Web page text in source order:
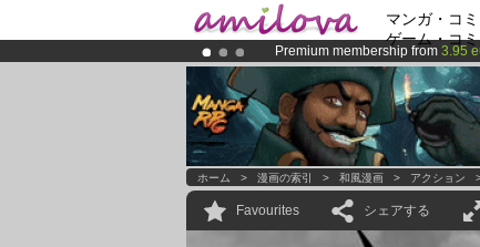
マンガ・コミ
ゲーム・コ
Premium membership from 3.95
AmilovaKickstarter is now LIVE!.
Already 100000 membersand
ホーム > 漫画の索引 > 和風漫画 > アクション
Favourites シェアする